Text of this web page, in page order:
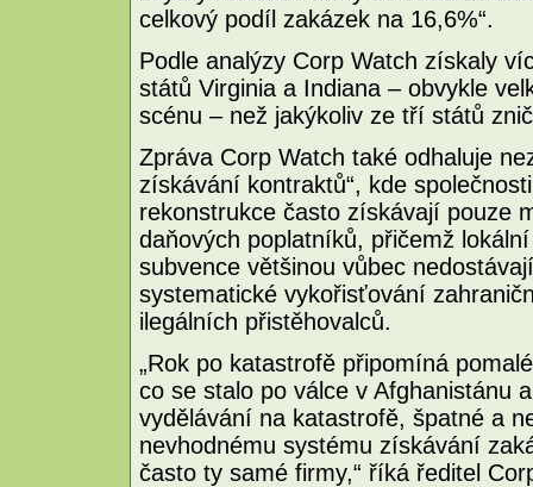
celkový podíl zakázek na 16,6%“.
Podle analýzy Corp Watch získaly
států Virginia a Indiana – obvykle
scénu – než jakýkoliv ze tří států
Zpráva Corp Watch také odhaluje
získávání kontraktů“, kde
rekonstrukce často získávají pouze
daňových poplatníků, přičemž
subvence většinou vůbec
systematické vykořisťování
ilegálních přistěhovalců.
„Rok po katastrofě připomíná
co se stalo po válce v Afghanistánu
vydělávání na katastrofě, špatné a
nevhodnému systému získávání
často ty samé firmy,“ říká ředitel